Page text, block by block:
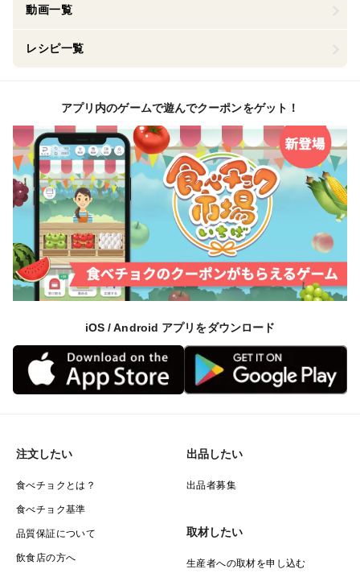
動画一覧
レシピ一覧
アプリ内のゲームで遊んでクーポンをゲット！
iOS / Android アプリをダウンロード
注文したい
食べチョクとは？
食べチョク基準
品質保証について
飲食店の方へ
出品したい
出品者募集
取材したい
生産者への取材を申し込む